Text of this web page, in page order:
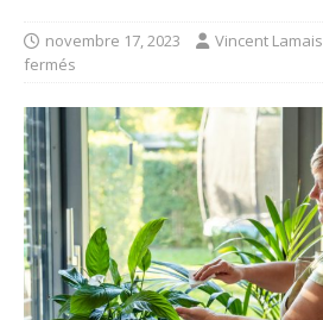
novembre 17, 2023 Vincent
fermés